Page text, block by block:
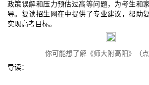
政策误解和压力预估过高等问题，为考生和
导。复读招生网在中提供了专业建议，帮助
实现高考目标。
你可能想了解《师大附高阳》（点
导读：